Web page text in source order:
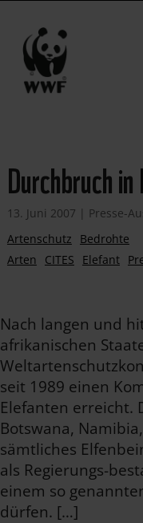
Durchbruch
13. Juni 2007 | Presse-
Artenschutz
Bedrohte
Arten
CITES Elefant
Nach langen und
afrikanischen
seit 1989 einen
Elefanten erreicht.
Botswana,
sämtliches
als Regierungs-
einem so
dürfen. […]